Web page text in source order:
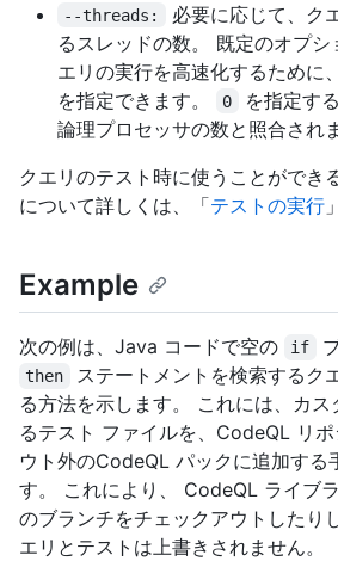
--threads:
必要に応じて、ク
るスレッドの数。 既定のオプシ
エリの実行を高速化するために
を指定できます。
0
を指定す
論理プロセッサの数と照合されま
クエリのテスト時に使うことができ
について詳しくは、「テストの実行
Example
次の例は、Java コードで空の if
then
ステートメントを検索するク
る方法を示します。 これには、カ
るテスト ファイルを、CodeQL リ
ウト外のCodeQL パックに追加する
す。 これにより、 CodeQL ライブ
のブランチをチェックアウトしたり
エリとテストは上書きされません。